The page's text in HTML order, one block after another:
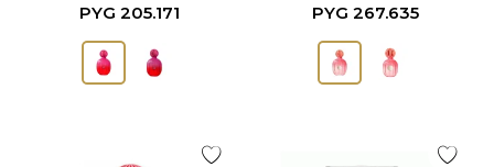
PYG 205.171 PYG 267.635